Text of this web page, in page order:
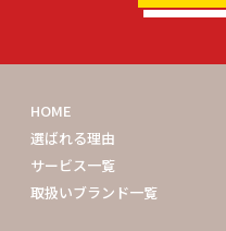
HOME
選ばれる理由
サービス一覧
取扱いブランド一覧